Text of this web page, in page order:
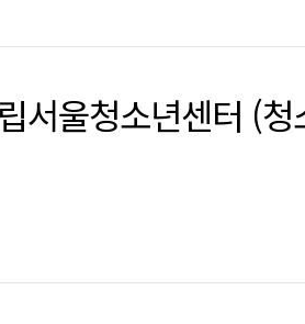
서울청소년센터 (